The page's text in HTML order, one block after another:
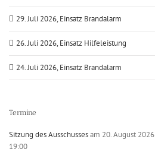
29. Juli 2026, Einsatz Brandalarm
26. Juli 2026, Einsatz Hilfeleistung
24. Juli 2026, Einsatz Brandalarm
Termine
Sitzung des Ausschussesam 20. August 2026
19:00